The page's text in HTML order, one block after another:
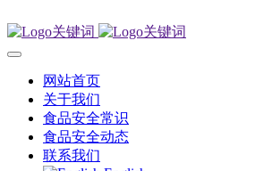
网站首页
关于我们
食品安全常识
食品安全动态
联系我们